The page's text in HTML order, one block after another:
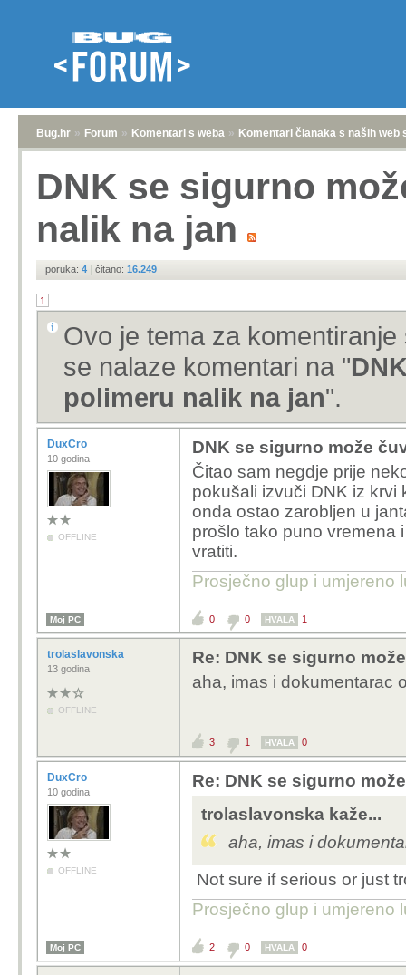
Bug.hr » Forum » Komentari s weba » Komentari članaka s naših web
DNK se sigurno
nalik na jan
poruka: 4 | čitano: 16.249
1
Ovo je tema za
se nalaze komentari na "
polimeru nalik na jan".
DuxCro
10 godina
OFFLINE
DNK se sigurno može
Čitao sam negdje prije
pokušali izvuči DNK iz krvi
onda ostao zarobljen u
prošlo tako puno vremena
vratiti.
Prosječno glup i umjereno
Moj PC 0 0 HVALA 1
trolaslavonska
13 godina
OFFLINE
Re: DNK se sigurno
aha, imas i dokumentarac
3 1 HVALA 0
DuxCro
10 godina
OFFLINE
Re: DNK se sigurno
trolaslavonska kaže...
aha, imas i
Not sure if serious or just
Prosječno glup i umjereno
Moj PC 2 0 HVALA 0